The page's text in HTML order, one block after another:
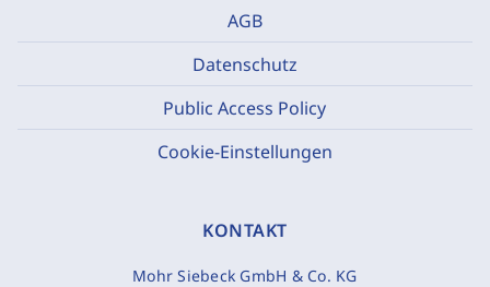
AGB
Datenschutz
Public Access Policy
Cookie-Einstellungen
KONTAKT
Mohr Siebeck GmbH & Co. KG